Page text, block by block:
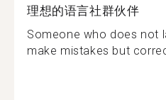
理想的语言社群伙伴
Someone who does not
make mistakes but